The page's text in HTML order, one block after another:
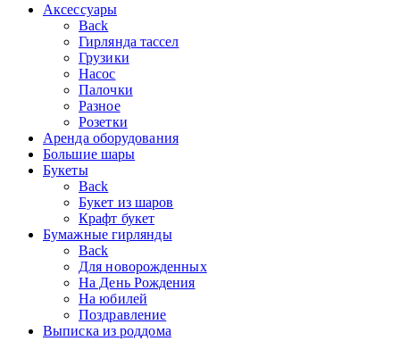
Аксессуары
Back
Гирлянда тассел
Грузики
Насос
Палочки
Разное
Розетки
Аренда оборудования
Большие шары
Букеты
Back
Букет из шаров
Крафт букет
Бумажные гирлянды
Back
Для новорожденных
На День Рождения
На юбилей
Поздравление
Выписка из роддома